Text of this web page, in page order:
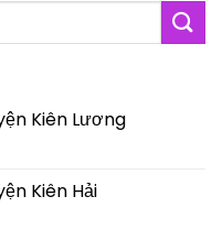
Kiên Lương
Kiên Hải